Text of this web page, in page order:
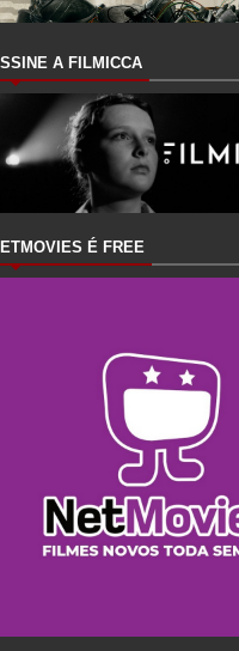
A FILMICCA
É FREE